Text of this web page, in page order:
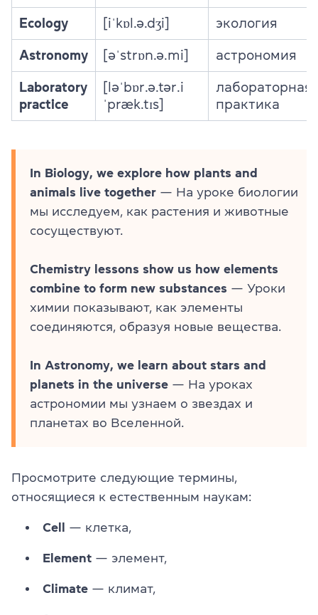
Ecology [iˈkɒl.ə.dʒi] экология
Astronomy [əˈstrɒn.ə.mi] астрономия
Laboratory
practice
[ləˈbɒr.ə.tər.i
ˈpræk.tɪs]
лабораторная
практика
In Biology, we explore how plants and
animals live together — На уроке биологии
мы исследуем, как растения и животные
сосуществуют.
Chemistry lessons show us how elements
combine to form new substances — Уроки
химии показывают, как элементы
соединяются, образуя новые вещества.
In Astronomy, we learn about stars and
planets in the universe — На уроках
астрономии мы узнаем о звездах и
планетах во Вселенной.
Просмотрите следующие термины,
относящиеся к естественным наукам:
Cell — клетка,
Element — элемент,
Climate — климат,